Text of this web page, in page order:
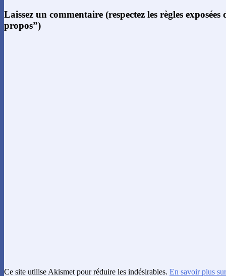
Laissez un commentaire (respectez les règles
propos”)
Ce site utilise Akismet pour réduire les indésirables. En savoir plus